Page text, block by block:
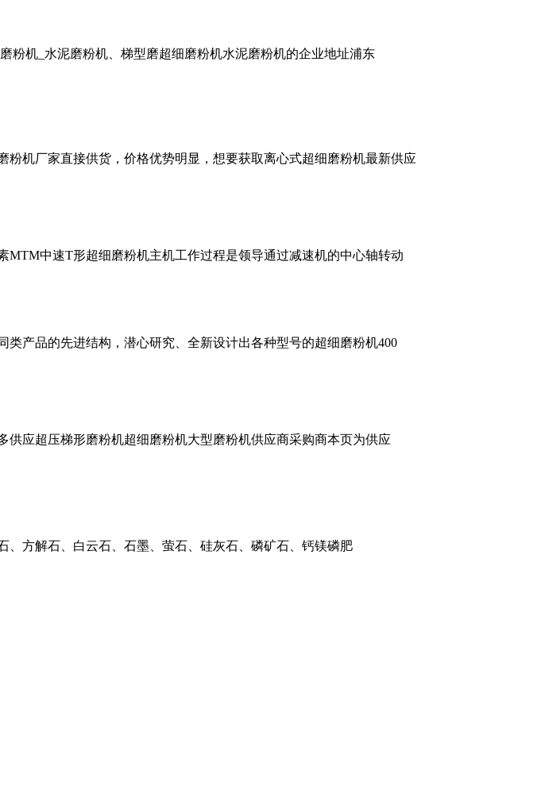
粉机_水泥磨粉机、梯型磨超细磨粉机水泥磨粉机的企业地址浦东
机厂家直接供货，价格优势明显，想要获取离心式超细磨粉机最新供应
中速T形超细磨粉机主机工作过程是领导通过减速机的中心轴转动
产品的先进结构，潜心研究、全新设计出各种型号的超细磨粉机400
应超压梯形磨粉机超细磨粉机大型磨粉机供应商采购商本页为供应
方解石、白云石、石墨、萤石、硅灰石、磷矿石、钙镁磷肥